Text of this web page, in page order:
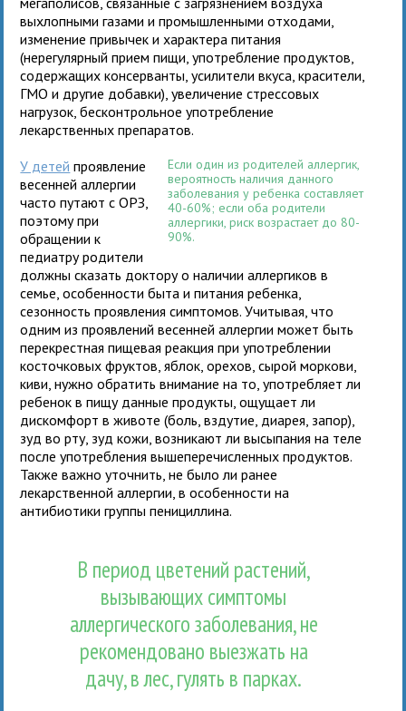
выхлопными газами и промышленными отходами,
изменение привычек и характера питания
(нерегулярный прием пищи, употребление продуктов,
содержащих консерванты, усилители вкуса, красители,
ГМО и другие добавки), увеличение стрессовых
нагрузок, бесконтрольное употребление
лекарственных препаратов.
Если один из родителей аллергик,
вероятность наличия данного
заболевания у ребенка составляет
40-60%; если оба родители
аллергики, риск возрастает до 80-
90%.
У детей проявление
весенней аллергии
часто путают с ОРЗ,
поэтому при
обращении к
педиатру родители
должны сказать доктору о наличии аллергиков в
семье, особенности быта и питания ребенка,
сезонность проявления симптомов. Учитывая, что
одним из проявлений весенней аллергии может быть
перекрестная пищевая реакция при употреблении
косточковых фруктов, яблок, орехов, сырой моркови,
киви, нужно обратить внимание на то, употребляет ли
ребенок в пищу данные продукты, ощущает ли
дискомфорт в животе (боль, вздутие, диарея, запор),
зуд во рту, зуд кожи, возникают ли высыпания на теле
после употребления вышеперечисленных продуктов.
Также важно уточнить, не было ли ранее
лекарственной аллергии, в особенности на
антибиотики группы пенициллина.
В период цветений растений,
вызывающих симптомы
аллергического заболевания, не
рекомендовано выезжать на
дачу, в лес, гулять в парках.